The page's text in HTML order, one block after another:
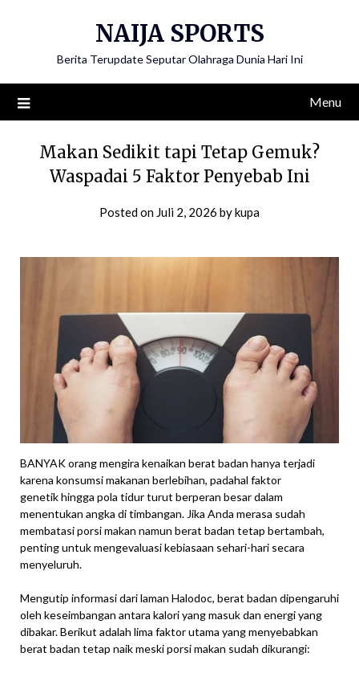
NAIJA SPORTS
Berita Terupdate Seputar Olahraga Dunia Hari Ini
Menu
Makan Sedikit tapi Tetap Gemuk?
Waspadai 5 Faktor Penyebab Ini
Posted on Juli 2, 2026 bykupa
BANYAK orang mengira kenaikan berat badan hanya terjadi
karena konsumsi makanan berlebihan, padahal faktor
genetik hingga pola tidur turut berperan besar dalam
menentukan angka di timbangan. Jika Anda merasa sudah
membatasi porsi makan namun berat badan tetap bertambah,
penting untuk mengevaluasi kebiasaan sehari-hari secara
menyeluruh.
Mengutip informasi dari laman Halodoc, berat badan dipengaruhi
oleh keseimbangan antara kalori yang masuk dan energi yang
dibakar. Berikut adalah lima faktor utama yang menyebabkan
berat badan tetap naik meski porsi makan sudah dikurangi: